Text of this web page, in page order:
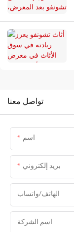
تواصل معنا
اسم
بريد إلكتروني
الهاتف/واتساب
اسم الشركة